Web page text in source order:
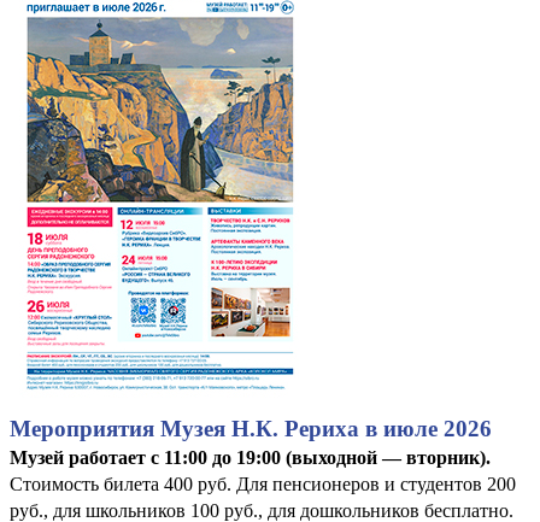
Мероприятия Музея Н.К. Рериха в июле 2026
Музей работает с 11:00 до 19:00 (выходной — вторник).
Стоимость билета 400 руб. Для пенсионеров и студентов 200
руб., для школьников 100 руб., для дошкольников бесплатно.